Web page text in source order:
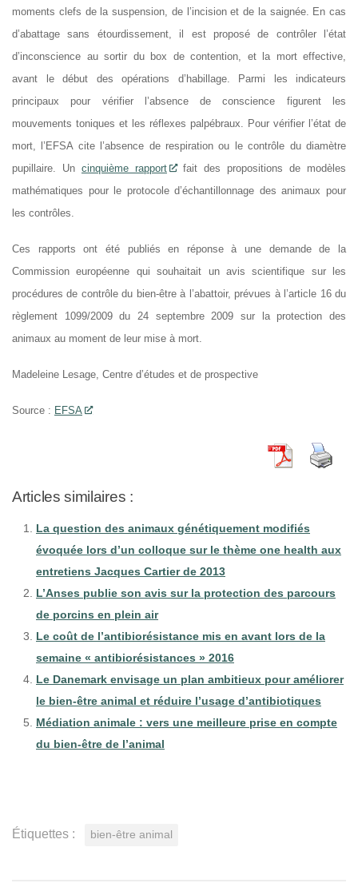
moments clefs de la suspension, de l’incision et de la saignée. En cas
d’abattage sans étourdissement, il est proposé de contrôler l’état
d’inconscience au sortir du box de contention, et la mort effective,
avant le début des opérations d’habillage. Parmi les indicateurs
principaux pour vérifier l’absence de conscience figurent les
mouvements toniques et les réflexes palpébraux. Pour vérifier l’état de
mort, l’EFSA cite l’absence de respiration ou le contrôle du diamètre
pupillaire. Un cinquième rapport
fait des propositions de modèles
mathématiques pour le protocole d’échantillonnage des animaux pour
les contrôles.
Ces rapports ont été publiés en réponse à une demande de la
Commission européenne qui souhaitait un avis scientifique sur les
procédures de contrôle du bien-être à l’abattoir, prévues à l’article 16 du
règlement 1099/2009 du 24 septembre 2009 sur la protection des
animaux au moment de leur mise à mort.
Madeleine Lesage, Centre d’études et de prospective
Source : EFSA
Articles similaires :
La question des animaux génétiquement modifiés
évoquée lors d’un colloque sur le thème one health aux
entretiens Jacques Cartier de 2013
L’Anses publie son avis sur la protection des parcours
de porcins en plein air
Le coût de l’antibiorésistance mis en avant lors de la
semaine « antibiorésistances » 2016
Le Danemark envisage un plan ambitieux pour améliorer
le bien-être animal et réduire l’usage d’antibiotiques
Médiation animale : vers une meilleure prise en compte
du bien-être de l’animal
Étiquettes : bien-être animal